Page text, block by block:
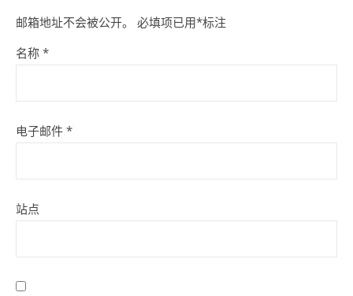
邮箱地址不会被公开。 必填项已用*标注
名称 *
电子邮件 *
站点